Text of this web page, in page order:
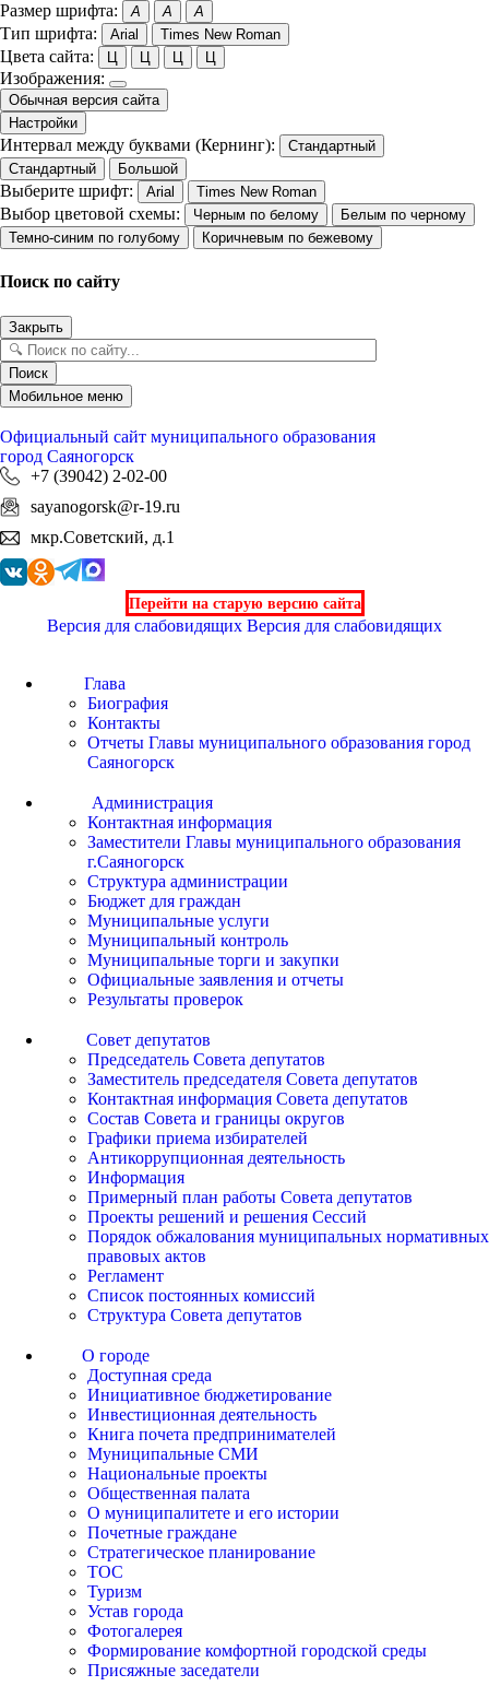
Размер шрифта: A A A
Тип шрифта: Arial Times New Roman
Цвета сайта: Ц Ц Ц Ц
Изображения:
Обычная версия сайта
Настройки
Интервал между буквами (Кернинг):
Стандартный
Стандартный
Большой
Выберите шрифт: Arial Times New Roman
Выбор цветовой схемы: Черным по белому
Белым по черному
Темно-синим по голубому
Коричневым по бежевому
Поиск по сайту
Закрыть
Поиск
Мобильное меню
Официальный сайт муниципального образования
город Саяногорск
+7 (39042) 2-02-00
sayanogorsk@r-19.ru
мкр.Советский, д.1
Перейти на старую версию сайта
Версия для слабовидящих Версия для слабовидящих
Глава
Биография
Контакты
Отчеты Главы муниципального образования город
Саяногорск
Администрация
Контактная информация
Заместители Главы муниципального образования
г.Саяногорск
Структура администрации
Бюджет для граждан
Муниципальные услуги
Муниципальный контроль
Муниципальные торги и закупки
Официальные заявления и отчеты
Результаты проверок
Совет депутатов
Председатель Совета депутатов
Заместитель председателя Совета депутатов
Контактная информация Совета депутатов
Состав Совета и границы округов
Графики приема избирателей
Антикоррупционная деятельность
Информация
Примерный план работы Совета депутатов
Проекты решений и решения Сессий
Порядок обжалования муниципальных нормативных
правовых актов
Регламент
Список постоянных комиссий
Структура Совета депутатов
О городе
Доступная среда
Инициативное бюджетирование
Инвестиционная деятельность
Книга почета предпринимателей
Муниципальные СМИ
Национальные проекты
Общественная палата
О муниципалитете и его истории
Почетные граждане
Стратегическое планирование
ТОС
Туризм
Устав города
Фотогалерея
Формирование комфортной городской среды
Присяжные заседатели